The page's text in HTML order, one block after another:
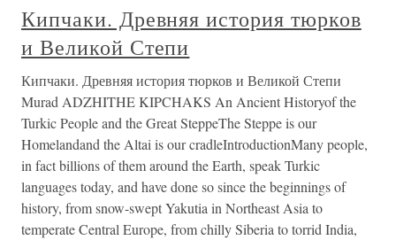
Кипчаки. Древняя история тюрков
и Великой Степи
Кипчаки. Древняя история тюрков и Великой Степи
Murad ADZHITHE KIPCHAKS An Ancient Historyof the
Turkic People and the Great SteppeThe Steppe is our
Homelandand the Altai is our cradleIntroductionMany people,
in fact billions of them around the Earth, speak Turkic
languages today, and have done so since the beginnings of
history, from snow-swept Yakutia in Northeast Asia to
temperate Central Europe, from chilly Siberia to torrid India,